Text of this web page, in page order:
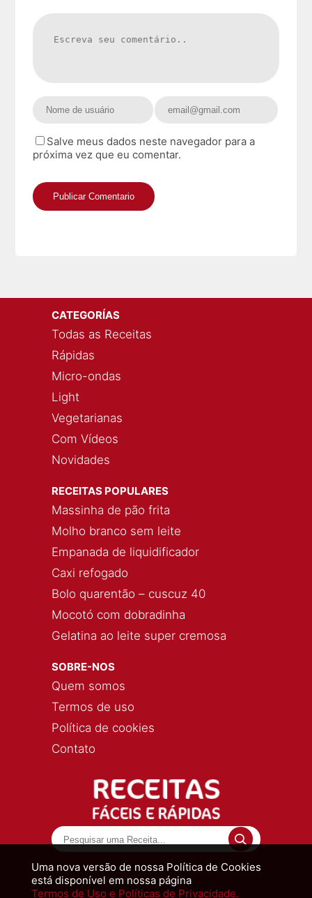
Salve meus dados neste navegador para a
próxima vez que eu comentar.
Uma nova versão de nossa Política de Cookies
está disponível em nossa página
Termos de Uso e Políticas de Privacidade.
CATEGORÍAS
Todas as Receitas
Rápidas
Micro-ondas
Light
Vegetarianas
Com Vídeos
Novidades
RECEITAS POPULARES
Massinha de pão frita
Molho branco sem leite
Empanada de liquidificador
Caxi refogado
Bolo quarentão – cuscuz 40
Mocotó com dobradinha
Gelatina ao leite super cremosa
SOBRE-NOS
Quem somos
Termos de uso
Política de cookies
Contato